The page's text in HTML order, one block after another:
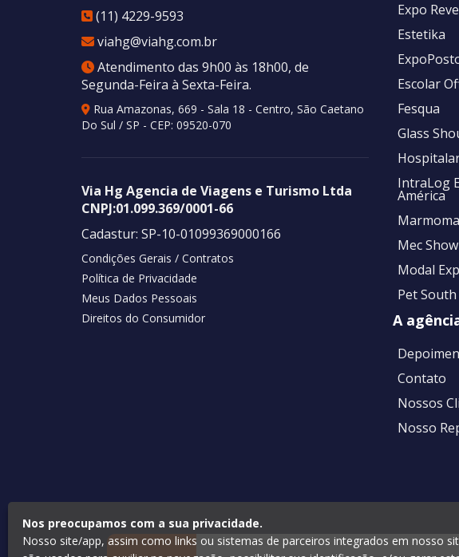
(11) 4229-9593
viahg@viahg.com.br
Atendimento das 9h00 às 18h00, de
Segunda-Feira à Sexta-Feira.
Rua Amazonas, 669 - Sala 18 - Centro, São Caetano
Do Sul / SP - CEP: 09520-070
Via Hg Agencia de Viagens e Turismo Ltda
CNPJ:01.099.369/0001-66
Cadastur: SP-10-01099369000166
Condições Gerais / Contratos
Política de Privacidade
Meus Dados Pessoais
Direitos do Consumidor
Expo
Estetika
Escolar
Fesqua
Glass
IntraLog
América
Mec Show
Modal
Pet
A
Contato
Nossos
Nosso
Nos preocupamos com a sua privacidade.
Nosso site/app, assim como links ou sistemas de parceiros integrados em nosso